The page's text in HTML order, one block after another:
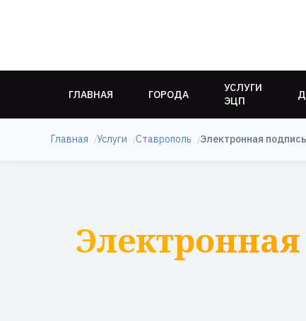
ГЛАВНАЯ ГОРОДА
УСЛУГИ
ЭЦП
Главная Услуги Ставрополь Электронная